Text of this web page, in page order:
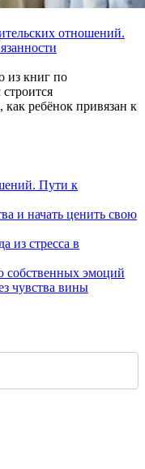
отношений.
из книг по
ребёнок привязан к
Пути к
и начать ценить свою
из стресса в
эмоций
чувства вины